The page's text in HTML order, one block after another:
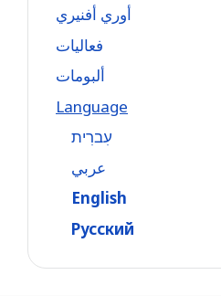
أوري أفنيري
فعاليات
ألبومات
Language
עִברִית
عربي
English
Русский